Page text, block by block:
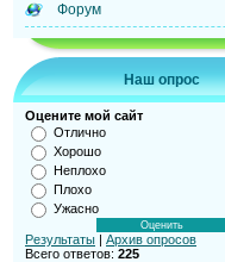
Форум
Наш опрос
Оцените мой сайт
Отлично
Хорошо
Неплохо
Плохо
Ужасно
Результаты | Архив опросов
Всего ответов: 225